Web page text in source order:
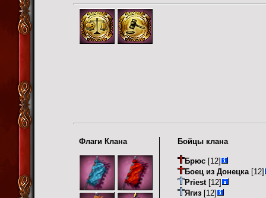
Флаги Клана Бойцы клана
Брюс [12]
Боец из Донецка [12]
Priest [12]
Ягиз [12]